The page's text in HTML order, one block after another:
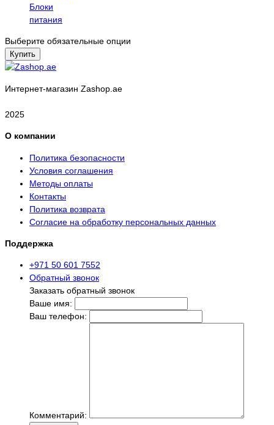
Блоки
питания
Выберите обязательные опции
Купить
Интернет-магазин Zashop.ae
2025
О компании
Политика безопасности
Условия соглашения
Методы оплаты
Контакты
Политика возврата
Согласие на обработку персональных данных
Поддержка
+971 50 601 7552
Обратный звонок
Заказать обратный звонок
Ваше имя:
Ваш телефон:
Комментарий: